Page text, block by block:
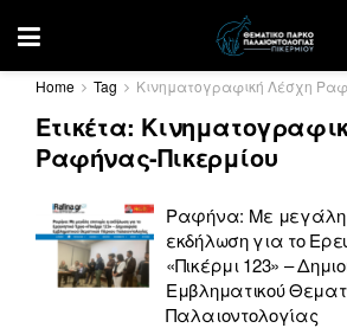
Home Tag Κινηματογραφική Λέσχη
Ετικέτα:
Ραφήνας-Πικερμίου
Ραφήνα: Με μεγάλη
εκδήλωση για το
«Πικέρμι 123» –
Εμβληματικού
Παλαιοντολογίας